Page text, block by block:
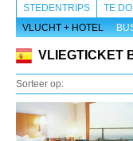
STEDENTRIPS TE
VLUCHT + HOTEL
VLIEGTICKET
Sorteer op: